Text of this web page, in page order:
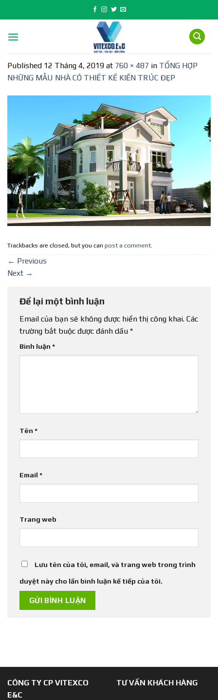
to
Published 12 Tháng 4, 2019 at 760 × 487 in TỔNG HỢP
NHỮNG MẪU NHÀ CÓ THIẾT KẾ KIẾN TRÚC ĐẸP
Trackbacks are closed, but you can post a comment.
← Previous
Next →
Để lại một bình luận
Email của bạn sẽ không được hiển thị công khai. Các
trường bắt buộc được đánh dấu *
Bình luận *
Tên *
Email *
Trang web
Lưu tên của tôi, email, và trang web trong trình
duyệt này cho lần bình luận kế tiếp của tôi.
CÔNG TY CP VITEXCO
E&C
TƯ VẤN KHÁCH HÀNG